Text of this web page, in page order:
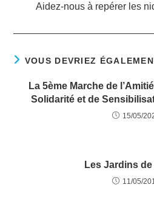
Aidez-nous à repérer les
VOUS DEVRIEZ
La 5ème Marche de
Solidarité et de
15/05/
Les Jardins
11/05/